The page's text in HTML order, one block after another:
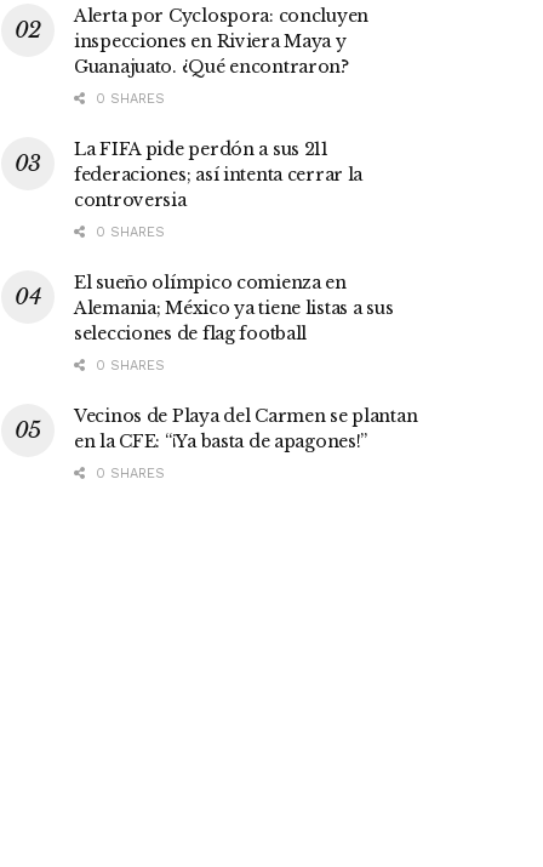
Alerta por Cyclospora: concluyen
inspecciones en Riviera Maya y
Guanajuato. ¿Qué encontraron?
0 SHARES
La FIFA pide perdón a sus 211
federaciones; así intenta cerrar la
controversia
0 SHARES
El sueño olímpico comienza en
Alemania; México ya tiene listas a sus
selecciones de flag football
0 SHARES
Vecinos de Playa del Carmen se plantan
en la CFE: “¡Ya basta de apagones!”
0 SHARES